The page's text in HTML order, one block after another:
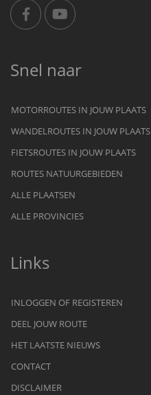
Snel naar
MOTORROUTES IN JOUW PLAATS
WANDELROUTES IN JOUW PLAATS
FIETSROUTES IN JOUW PLAATS
ROUTES NATUURGEBIEDEN
ALLE PLAATSEN
ALLE PROVINCIES
Links
INLOGGEN OF REGISTEREN
DEEL JOUW ROUTE
HET LAATSTE NIEUWS
CONTACT
DISCLAIMER